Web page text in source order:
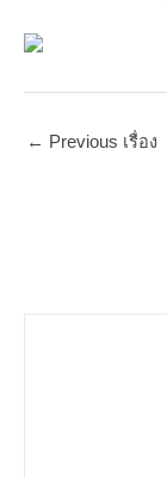
← Previous เรื่อง